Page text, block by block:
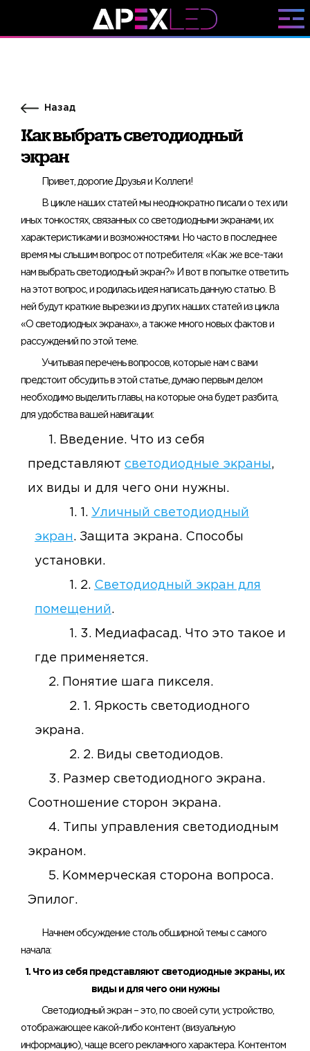
Назад
Как выбрать светодиодный
экран
Привет, дорогие Друзья и Коллеги!
В цикле наших статей мы неоднократно писали о тех или
иных тонкостях, связанных со светодиодными экранами, их
характеристиками и возможностями. Но часто в последнее
время мы слышим вопрос от потребителя: «Как же все-таки
нам выбрать светодиодный экран?» И вот в попытке ответить
на этот вопрос, и родилась идея написать данную статью. В
ней будут краткие вырезки из других наших статей из цикла
«О светодиодных экранах», а также много новых фактов и
рассуждений по этой теме.
Учитывая перечень вопросов, которые нам с вами
предстоит обсудить в этой статье, думаю первым делом
необходимо выделить главы, на которые она будет разбита,
для удобства вашей навигации:
Введение. Что из себя
представляют светодиодные экраны,
их виды и для чего они нужны.
1. Уличный светодиодный
экран. Защита экрана. Способы
установки.
2. Светодиодный экран для
помещений.
3. Медиафасад. Что это такое и
где применяется.
Понятие шага пикселя.
1. Яркость светодиодного
экрана.
2. Виды светодиодов.
Размер светодиодного экрана.
Соотношение сторон экрана.
Типы управления светодиодным
экраном.
Коммерческая сторона вопроса.
Эпилог.
Начнем обсуждение столь обширной темы с самого
начала:
1. Что из себя представляют светодиодные экраны, их
виды и для чего они нужны
Светодиодный экран – это, по своей сути, устройство,
отображающее какой-либо контент (визуальную
информацию), чаще всего рекламного характера. Контентом